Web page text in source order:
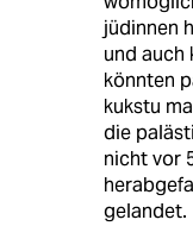
jüdinnen
und auch
könnten
kukstu
die
nicht vor
gelandet.